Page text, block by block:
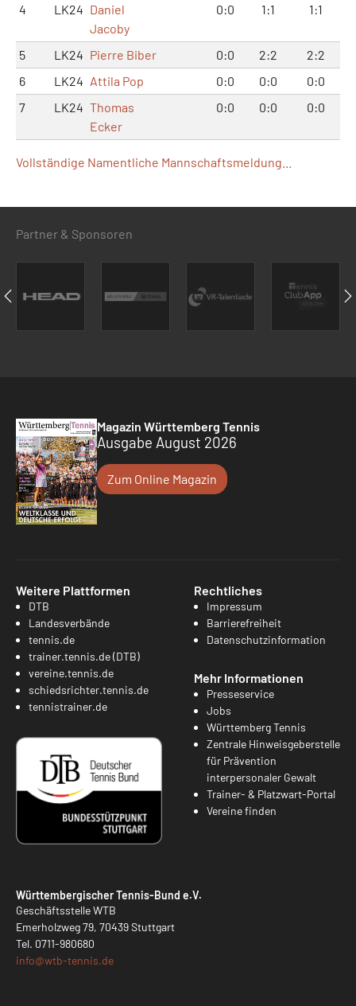
4 LK24 Daniel
Jacoby
0:0 1:1 1:1
5 LK24 Pierre Biber 0:0 2:2
2:2
6
LK24 Attila Pop 0:0 0:0
0:0
7
LK24 Thomas
Ecker
0:0 0:0 0:0
Vollständige Namentliche Mannschaftsmeldung...
Partner & Sponsoren
Magazin Württemberg Tennis
Ausgabe August 2026
Zum Online Magazin
Weitere Plattformen
DTB
Landesverbände
tennis.de
trainer.tennis.de (DTB)
vereine.tennis.de
schiedsrichter.tennis.de
tennistrainer.de
Rechtliches
Impressum
Barrierefreiheit
Datenschutzinformation
Mehr Informationen
Presseservice
Jobs
Württemberg Tennis
Zentrale Hinweisgeberstelle
für Prävention
interpersonaler Gewalt
Trainer- & Platzwart-Portal
Vereine finden
Württembergischer Tennis-Bund e.V.
Geschäftsstelle WTB
Emerholzweg 79, 70439 Stuttgart
Tel. 0711-980680
info@wtb-tennis.de